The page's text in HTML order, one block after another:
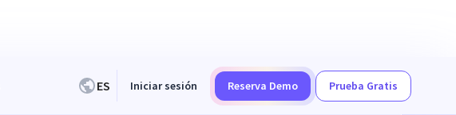
ES Iniciar sesión Reserva Demo
Prueba Gratis